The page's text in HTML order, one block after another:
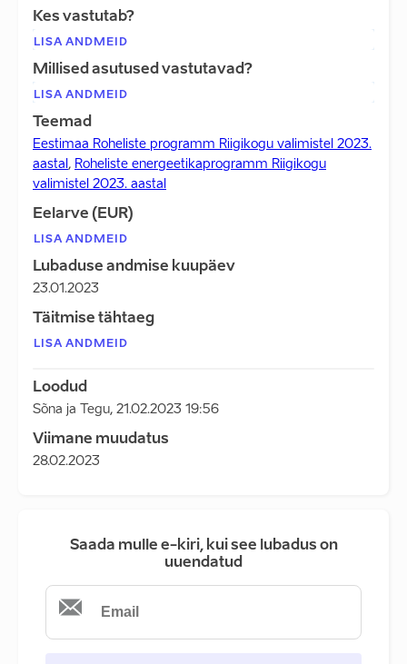
Kes vastutab?
LISA ANDMEID
Millised asutused vastutavad?
LISA ANDMEID
Teemad
Eestimaa Roheliste programm Riigikogu valimistel 2023.
aastal , Roheliste energeetikaprogramm Riigikogu
valimistel 2023. aastal
Eelarve (EUR)
LISA ANDMEID
Lubaduse andmise kuupäev
23.01.2023
Täitmise tähtaeg
LISA ANDMEID
Loodud
Sõna ja Tegu, 21.02.2023 19:56
Viimane muudatus
28.02.2023
Saada mulle e-kiri, kui see lubadus on
uuendatud